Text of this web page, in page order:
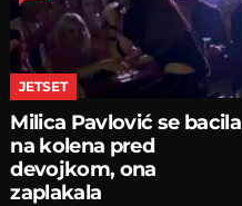
JETSET
Milica Pavlović se bacila
na kolena pred
devojkom, ona
zaplakala